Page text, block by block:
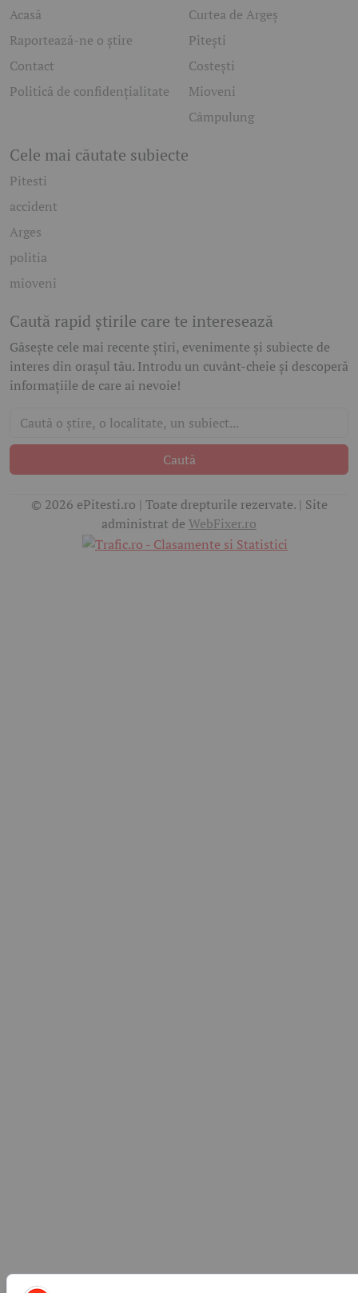
Acasă
Raportează-ne o știre
Contact
Politică de confidențialitate
Curtea de Argeș
Pitești
Costești
Mioveni
Câmpulung
Cele mai căutate subiecte
Pitesti
accident
Arges
politia
mioveni
Caută rapid știrile care te interesează
Găsește cele mai recente știri, evenimente și subiecte de
interes din orașul tău. Introdu un cuvânt-cheie și descoperă
informațiile de care ai nevoie!
Caută
© 2026 ePitesti.ro | Toate drepturile rezervate. | Site
administrat de WebFixer.ro